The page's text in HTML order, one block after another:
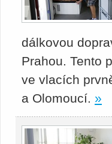
dálkovou
Prahou. Tento
ve vlacích
a Olomoucí. »